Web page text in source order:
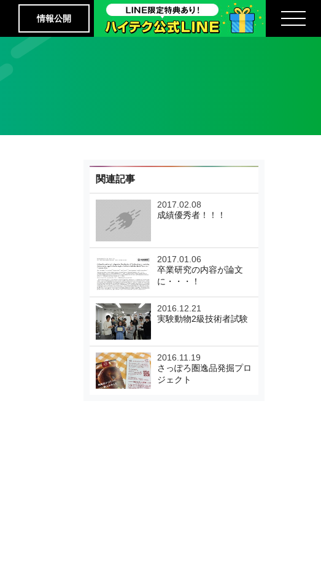
情報公開
関連記事
2017.02.08
成績優秀者！！！
2017.01.06
卒業研究の内容が論文
に・・・！
2016.12.21
実験動物2級技術者試験
2016.11.19
さっぽろ圏逸品発掘プロ
ジェクト